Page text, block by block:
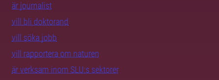
är journalist
vill bli doktorand
vill söka jobb
vill rapportera om naturen
är verksam inom SLU:s sektorer